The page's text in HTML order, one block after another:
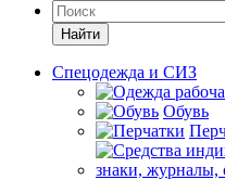
Найти
Спецодежда и СИЗ
Обувь